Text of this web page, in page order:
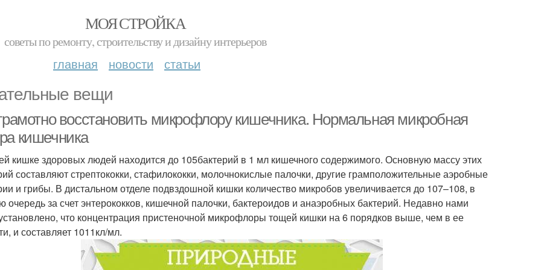
МОЯ СТРОЙКА
советы по ремонту, строительству и дизайну интерьеров
главная новости статьи
вещи
восстановить микрофлору кишечника. Нормальная микробная
кишечника
кишке здоровых людей находится до 105бактерий в 1 мл кишечного содержимого. Основную массу этих
составляют стрептококки, стафилококки, молочнокислые палочки, другие грамположительные аэробные
и грибы. В дистальном отделе подвздошной кишки количество микробов увеличивается до 107–108, в
очередь за счет энтерококков, кишечной палочки, бактероидов и анаэробных бактерий. Недавно нами
что концентрация пристеночной микрофлоры тощей кишки на 6 порядков выше, чем в ее
и составляет 1011кл/мл.